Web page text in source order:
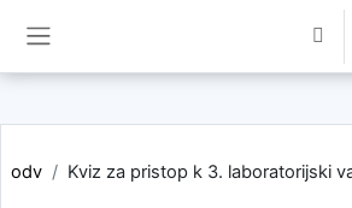
odv Kviz za pristop k 3. laboratorijski